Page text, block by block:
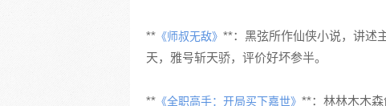
** 《师叔无敌》 **：黑弦所作仙侠小说，讲述
天，雅号斩天骄，评价好坏参半。
** 《全职高手：开局买下嘉世》 **：林林木木